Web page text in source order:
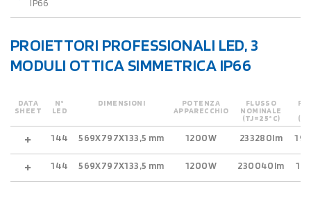
IP66
PROIETTORI PROFESSIONALI LED, 3
MODULI OTTICA SIMMETRICA IP66
DATA
SHEET
N°
LED
DIMENSIONI POTENZA
APPARECCHIO
FLUSSO
NOMINALE
(TJ=25°C)
144 569X797X133,5 mm 1200W 233280lm
144 569X797X133,5 mm 1200W 230040lm